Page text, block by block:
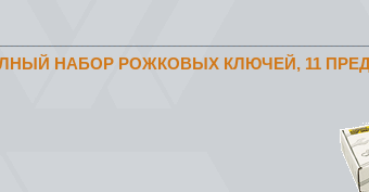
НАБОР РОЖКОВЫХ КЛЮЧЕЙ, 11